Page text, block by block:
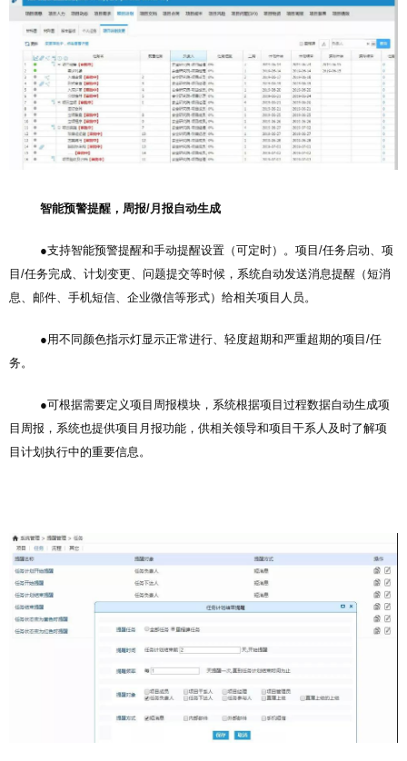
智能预警提醒，周报/月报自动生成
●支持智能预警提醒和手动提醒设置（可定时）。项目/任务启动、项
目/任务完成、计划变更、问题提交等时候，系统自动发送消息提醒（短消
息、邮件、手机短信、企业微信等形式）给相关项目人员。
●用不同颜色指示灯显示正常进行、轻度超期和严重超期的项目/任
务。
●可根据需要定义项目周报模块，系统根据项目过程数据自动生成项
目周报，系统也提供项目月报功能，供相关领导和项目干系人及时了解项
目计划执行中的重要信息。